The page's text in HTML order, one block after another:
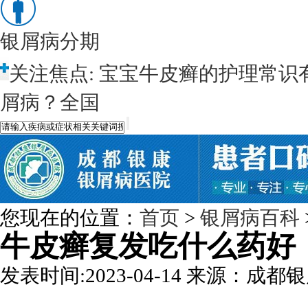
银屑病分期
关注焦点: 宝宝牛皮癣的护理常识
屑病？全国
您现在的位置： 首页 > 银屑病百科
牛皮癣复发吃什么药好
发表时间:2023-04-14 来源：成都